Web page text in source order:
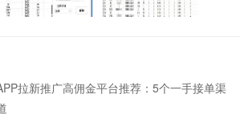
拉新推广高佣金平台推荐：5个一手接单渠